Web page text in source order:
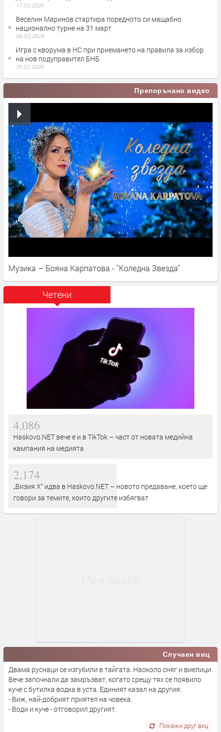
17.03.2026
Веселин Маринов стартира поредното си мащабно
национално турне на 31 март
06.03.2026
Игра с кворума в НС при приемането на правила за избор
на нов подуправител БНБ
25.02.2026
Препоръчано видео
Музика – Бояна Карпатова - "Коледна Звезда"
Четени
4,086
Haskovo.NET вече е и в TikTok – част от новата медийна
кампания на медията
2,174
„Визия Х“ идва в Haskovo.NET – новото предаване, което ще
говори за темите, които другите избягват
Случаен виц
Двама руснаци се изгубили в тайгата. Наоколо сняг и виелици.
Вече започнали да замръзват, когато срещу тях се появило
куче с бутилка водка в уста. Единият казал на другия:
- Виж, най-добрият приятел на човека.
- Води и куче - отговорил другият.
Покажи друг виц